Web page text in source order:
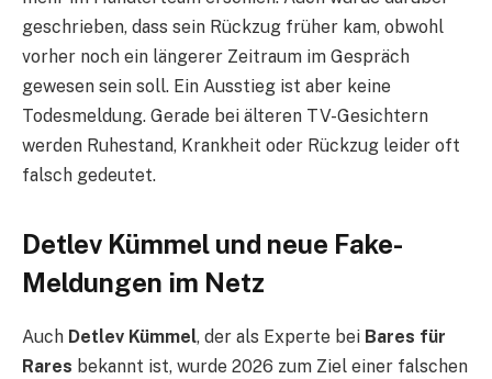
geschrieben, dass sein Rückzug früher kam, obwohl
vorher noch ein längerer Zeitraum im Gespräch
gewesen sein soll. Ein Ausstieg ist aber keine
Todesmeldung. Gerade bei älteren TV-Gesichtern
werden Ruhestand, Krankheit oder Rückzug leider oft
falsch gedeutet.
Detlev Kümmel und neue Fake-
Meldungen im Netz
Auch Detlev Kümmel, der als Experte bei Bares für
Rares bekannt ist, wurde 2026 zum Ziel einer falschen